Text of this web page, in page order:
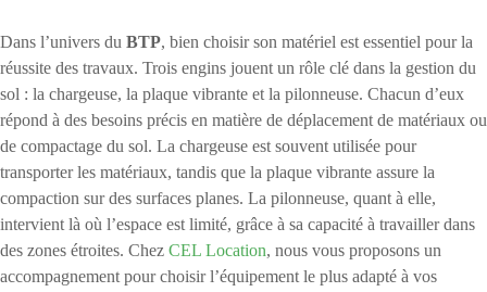
Dans l’univers du BTP, bien choisir son matériel est essentiel pour la
réussite des travaux. Trois engins jouent un rôle clé dans la gestion du
sol : la chargeuse, la plaque vibrante et la pilonneuse. Chacun d’eux
répond à des besoins précis en matière de déplacement de matériaux ou
de compactage du sol. La chargeuse est souvent utilisée pour
transporter les matériaux, tandis que la plaque vibrante assure la
compaction sur des surfaces planes. La pilonneuse, quant à elle,
intervient là où l’espace est limité, grâce à sa capacité à travailler dans
des zones étroites. Chez CEL Location, nous vous proposons un
accompagnement pour choisir l’équipement le plus adapté à vos